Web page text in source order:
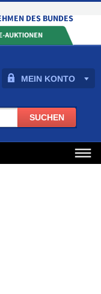
MEIN KONTO